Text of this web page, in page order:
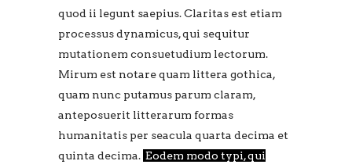
quod ii legunt saepius. Claritas est etiam
processus dynamicus, qui sequitur
mutationem consuetudium lectorum.
Mirum est notare quam littera gothica,
quam nunc putamus parum claram,
anteposuerit litterarum formas
humanitatis per seacula quarta decima et
quinta decima. Eodem modo typi, qui